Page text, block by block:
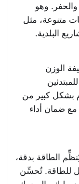
وهو
متنوعة، مثل
البلدية.
الوزن
بشكل كبير من
مع ضمان أداء
الطاقة بدقة،
للطاقة. تُحسِّن